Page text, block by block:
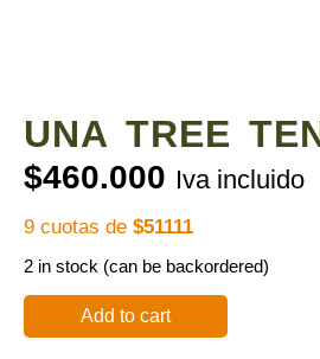
UNA TREE
$460.000 Iva incluido
9 cuotas de $51111
2 in stock (can be backordered)
Add to cart